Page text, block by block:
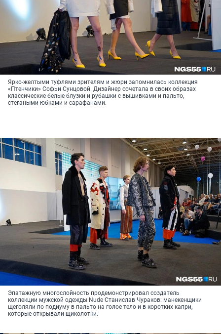
Ярко-желтыми туфлями зрителям и жюри запомнилась коллекция
«Птенчики» Софьи Сунцовой. Дизайнер сочетала в своих образах
классические белые блузки и рубашки с вышивками и пальто,
стегаными юбками и сарафанами.
Эпатажную многослойность продемонстрировал создатель
коллекции мужской одежды Nude Станислав Чураков: манекенщики
щеголяли по подиуму в пальто на голое тело и в коротких капри,
которые открывали щиколотки.